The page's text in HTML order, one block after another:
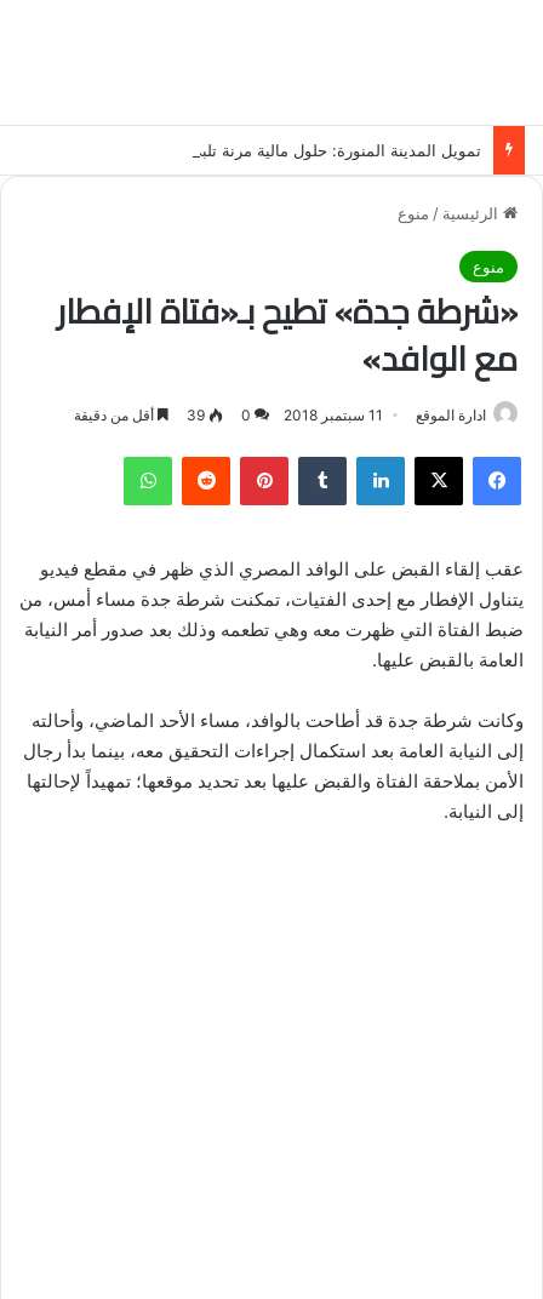
الرئيسية / منوع
منوع
«شرطة جدة» تطيح بـ«فتاة الإفطار
مع الوافد»
ادارة الموقع 11 سبتمبر 2018 0
39 أقل من دقيقة
فيسبوك لينكدإن بينتيريست
عقب إلقاء القبض على الوافد المصري الذي ظهر في مقطع فيديو
يتناول الإفطار مع إحدى الفتيات، تمكنت شرطة جدة مساء أمس، من
ضبط الفتاة التي ظهرت معه وهي تطعمه وذلك بعد صدور أمر النيابة
العامة بالقبض عليها.
وكانت شرطة جدة قد أطاحت بالوافد، مساء الأحد الماضي، وأحالته
إلى النيابة العامة بعد استكمال إجراءات التحقيق معه، بينما بدأ رجال
الأمن بملاحقة الفتاة والقبض عليها بعد تحديد موقعها؛ تمهيداً لإحالتها
إلى النيابة.